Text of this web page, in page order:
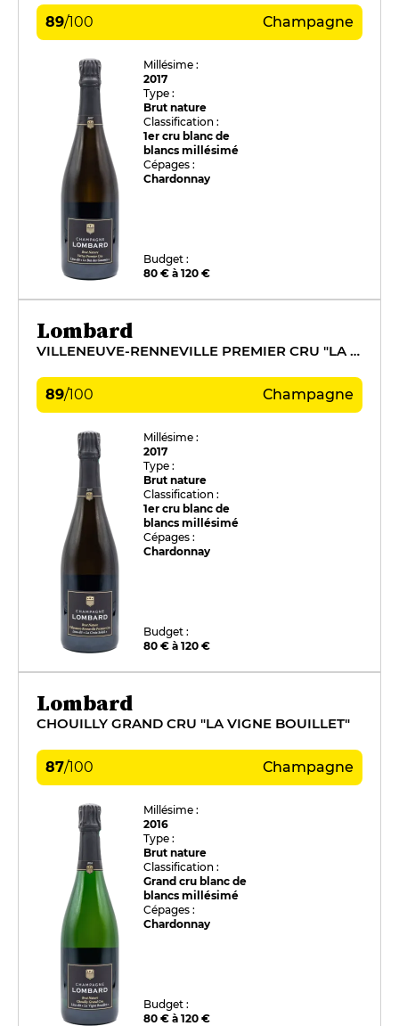
89/100 Champagne
Millésime :
2017
Type :
Brut nature
Classification :
1er cru blanc de
blancs millésimé
Cépages :
Chardonnay
Budget :
80 € à 120 €
Lombard
VILLENEUVE-RENNEVILLE PREMIER CRU "LA CROIX SOLEIL"
89/100 Champagne
Millésime :
2017
Type :
Brut nature
Classification :
1er cru blanc de
blancs millésimé
Cépages :
Chardonnay
Budget :
80 € à 120 €
Lombard
CHOUILLY GRAND CRU "LA VIGNE BOUILLET"
87/100 Champagne
Millésime :
2016
Type :
Brut nature
Classification :
Grand cru blanc de
blancs millésimé
Cépages :
Chardonnay
Budget :
80 € à 120 €